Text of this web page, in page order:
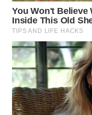
WN
SIMALUNGUN
WN
LABUHANBATU
WN